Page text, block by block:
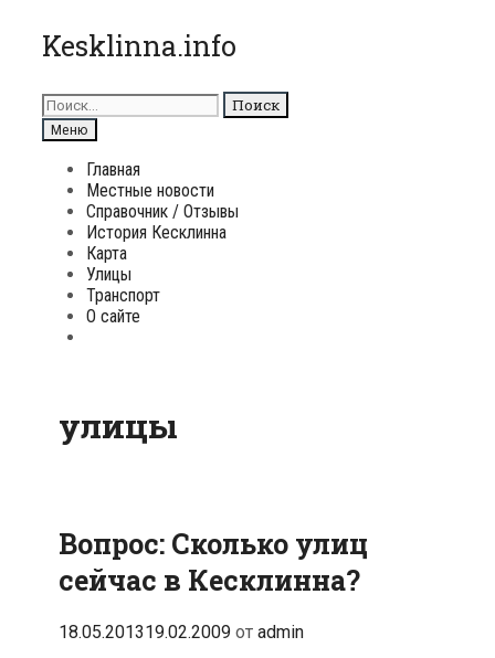
Перейти
к
Kesklinna.info
Поиск
для:
Поиск
Меню
Главная
Местные новости
Справочник / Отзывы
История Кесклинна
Карта
Улицы
Транспорт
О сайте
улицы
Вопрос: Сколько улиц
сейчас в Кесклинна?
18.05.201319.02.2009 от admin